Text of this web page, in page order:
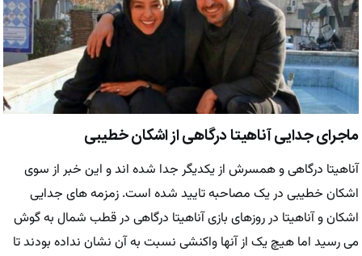
ماجرای جدایی آناهیتا درگاهی از اشکان خطیبی
آناهیتا درگاهی و همسرش از یکدیگر جدا شده اند و این خبر از سوی
اشکان خطیبی در یک مصاحبه تایید شده است. زمزمه های جدایی
اشکان و آناهیتا در روزهای بازی آناهیتا درگاهی در قطب شمال به گوش
می رسید اما هیچ یک از آنها واکنشی نسبت به آن نشان نداده بودند تا